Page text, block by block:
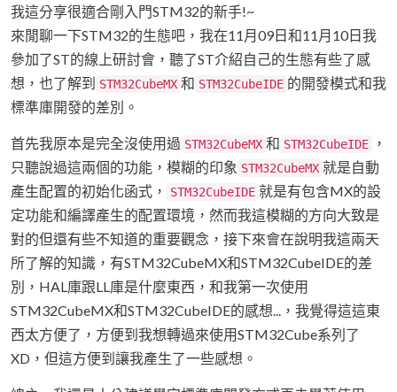
我這分享很適合剛入門STM32的新手!~
來閒聊一下STM32的生態吧，我在11月09日和11月10日我
參加了ST的線上研討會，聽了ST介紹自己的生態有些了感
想，也了解到 STM32CubeMX 和 STM32CubeIDE 的開發模式和我
標準庫開發的差別。
首先我原本是完全沒使用過 STM32CubeMX 和 STM32CubeIDE
，
只聽說過這兩個的功能，模糊的印象 STM32CubeMX 就是自動
產生配置的初始化函式，
STM32CubeIDE 就是有包含MX的設
定功能和編譯產生的配置環境，然而我這模糊的方向大致是
對的但還有些不知道的重要觀念，接下來會在說明我這兩天
所了解的知識，有STM32CubeMX和STM32CubeIDE的差
別，HAL庫跟LL庫是什麼東西，和我第一次使用
STM32CubeMX和STM32CubeIDE的感想...，我覺得這這東
西太方便了，方便到我想轉過來使用STM32Cube系列了
XD，但這方便到讓我產生了一些感想。